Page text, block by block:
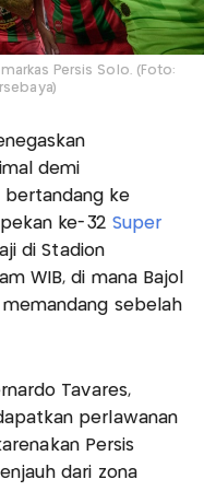
Persis Solo. (Foto:
demi
bertandang ke
ke-32 Super
di Stadion
WIB, di mana Bajol
memandang sebelah
Tavares,
perlawanan
Persis
dari zona